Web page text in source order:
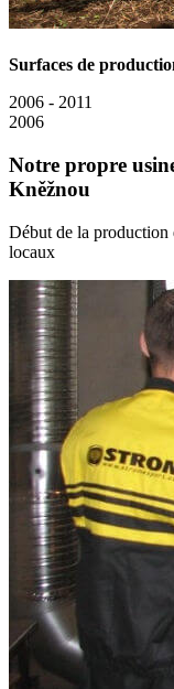
Surfaces de
2006 - 2011
2006
Notre propre
Kněžnou
Début de la production
locaux